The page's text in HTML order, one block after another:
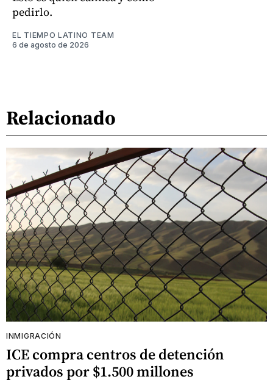
pedirlo.
EL TIEMPO LATINO TEAM
6 de agosto de 2026
Relacionado
INMIGRACIÓN
ICE compra centros de detención
privados por $1.500 millones